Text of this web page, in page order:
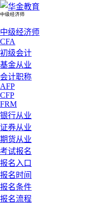
中级经济师
中级经济师
CFA
初级会计
基金从业
会计职称
AFP
CFP
FRM
银行从业
证券从业
期货从业
考试报名
报名入口
报名时间
报名条件
报名流程